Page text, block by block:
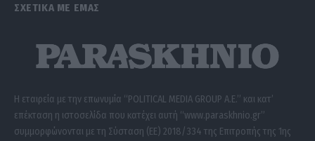
ΣΧΕΤΙΚΑ ΜΕ ΕΜΑΣ
Η εταιρεία με την επωνυμία “POLITICAL MEDIA GROUP A.E.” και κατ’
επέκταση η ιστοσελίδα που κατέχει αυτή “www.paraskhnio.gr”
συμμορφώνονται με τη Σύσταση (ΕΕ) 2018/334 της Επιτροπής της 1ης